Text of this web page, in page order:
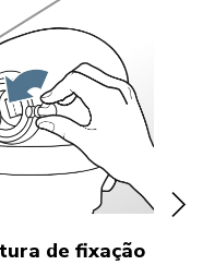
de fixação